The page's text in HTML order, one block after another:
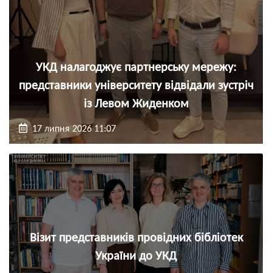
УКД налагоджує партнерську мережу:
представники університету відвідали зустріч
із Левом Жиденком
17 липня 2026 11:07
Візит представників провідних бібліотек
України до УКД